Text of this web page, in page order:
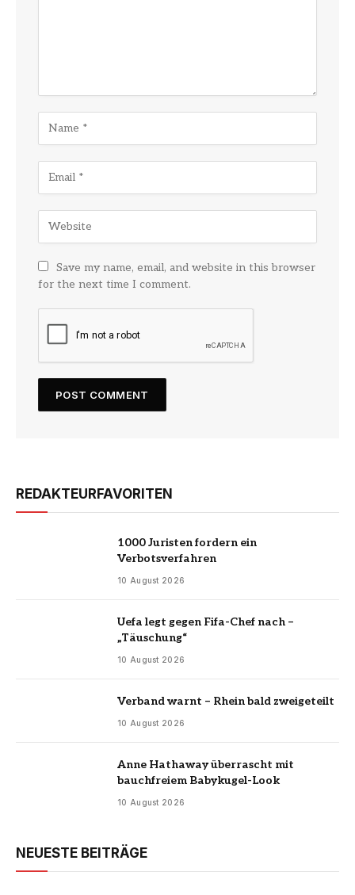
Save my name, email, and website in this browser
for the next time I comment.
REDAKTEURFAVORITEN
1000 Juristen fordern ein
Verbotsverfahren
10 August 2026
Uefa legt gegen Fifa-Chef nach –
„Täuschung“
10 August 2026
Verband warnt – Rhein bald zweigeteilt
10 August 2026
Anne Hathaway überrascht mit
bauchfreiem Babykugel-Look
10 August 2026
NEUESTE BEITRÄGE